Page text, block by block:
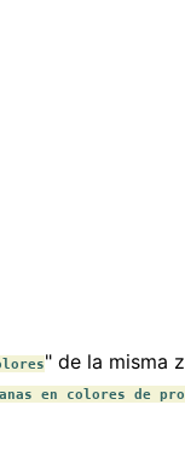
" de la misma
en colores de